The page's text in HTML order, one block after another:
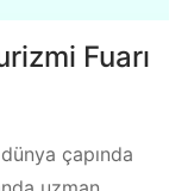
Fuarı
çapında